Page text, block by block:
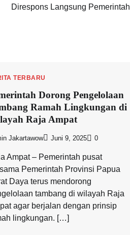
Direspons Langsung Pemerintah
TERBARU
Dorong Pengelolaan
Ramah Lingkungan di
Raja Ampat
Jakartawow Juni 9, 2025 0
Ampat – Pemerintah pusat
Pemerintah Provinsi Papua
Daya terus mendorong
tambang di wilayah Raja
agar berjalan dengan prinsip
lingkungan. […]